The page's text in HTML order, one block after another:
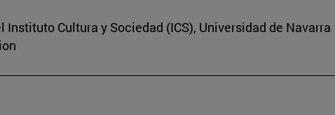
Instituto Cultura y Sociedad (ICS), Universidad de Navarra